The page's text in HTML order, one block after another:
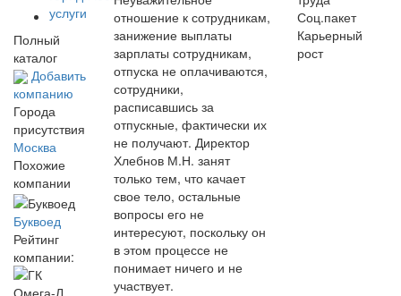
услуги
Полный
каталог
Добавить
компанию
Города
присутствия
Москва
Похожие
компании
Буквоед
Рейтинг
компании:
отношение к сотрудникам,
занижение выплаты
зарплаты сотрудникам,
отпуска не оплачиваются,
сотрудники,
расписавшись за
отпускные, фактически их
не получают. Директор
Хлебнов М.Н. занят
только тем, что качает
свое тело, остальные
вопросы его не
интересуют, поскольку он
в этом процессе не
понимает ничего и не
участвует.
Соц.пакет
Карьерный
рост